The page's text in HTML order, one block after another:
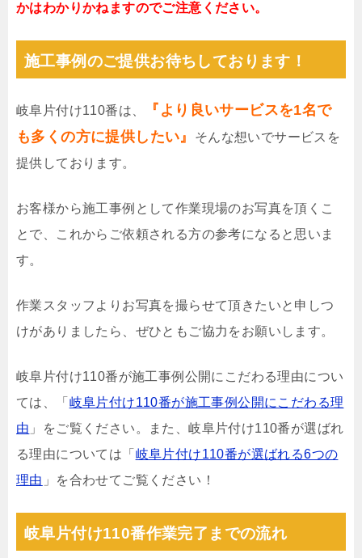
かはわかりかねますのでご注意ください。
施工事例のご提供お待ちしております！
岐阜片付け110番は、
『より良いサービスを1名で
も多くの方に提供したい』
そんな想いでサービスを
提供しております。
お客様から施工事例として作業現場のお写真を頂くこ
とで、これからご依頼される方の参考になると思いま
す。
作業スタッフよりお写真を撮らせて頂きたいと申しつ
けがありましたら、ぜひともご協力をお願いします。
岐阜片付け110番が施工事例公開にこだわる理由につい
ては、「 岐阜片付け110番が施工事例公開にこだわる理
由 」をご覧ください。また、岐阜片付け110番が選ばれ
る理由については「 岐阜片付け110番が選ばれる6つの
理由 」を合わせてご覧ください！
岐阜片付け110番作業完了までの流れ